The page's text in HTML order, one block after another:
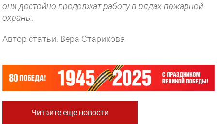
они достойно продолжат работу в рядах пожарной
охраны.
Автор статьи: Вера Старикова
Читайте еще новости